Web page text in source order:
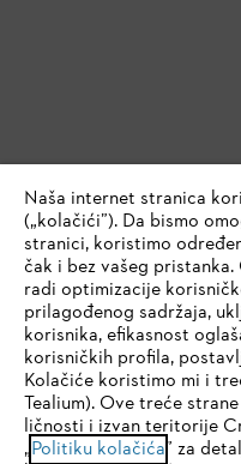
IHR BROWSER
Naša internet stranica
(„kolačići”). Da bismo
stranici, koristimo
čak i bez vašeg
radi optimizacije
prilagođenog sadržaja,
korisnika, efikasnost
korisničkih profila,
Kolačiće koristimo mi i
Tealium). Ove treće
ličnosti i izvan teritorije
„Politiku kolačića” za